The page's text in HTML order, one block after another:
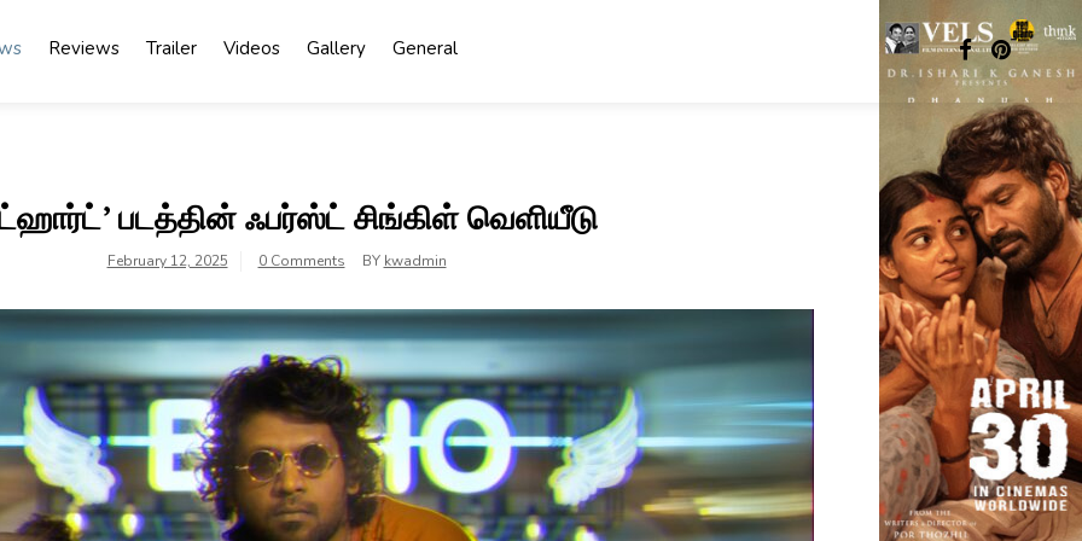
Reviews Trailer Videos Gallery General
படத்தின் ஃபர்ஸ்ட் சிங்கிள் வெளியீடு
February 12, 2025 0 Comments BY kwadmin